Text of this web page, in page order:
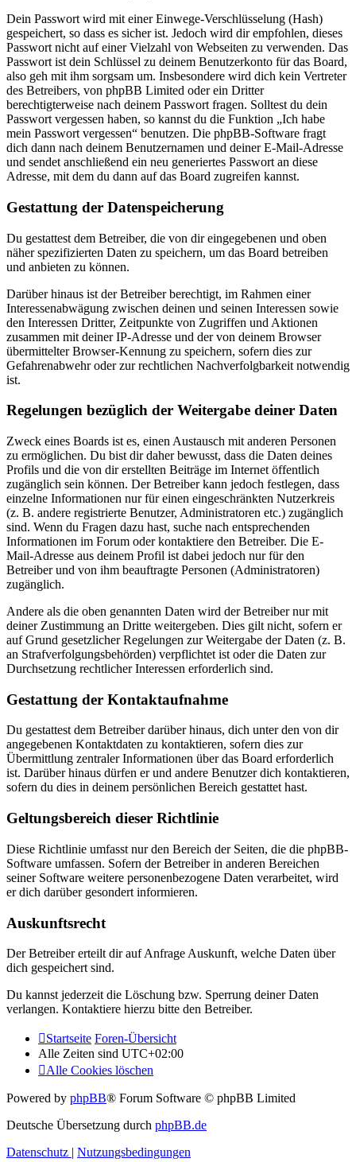
Dein Passwort wird mit einer Einwege-Verschlüsselung (Hash)
gespeichert, so dass es sicher ist. Jedoch wird dir empfohlen, dieses
Passwort nicht auf einer Vielzahl von Webseiten zu verwenden. Das
Passwort ist dein Schlüssel zu deinem Benutzerkonto für das Board,
also geh mit ihm sorgsam um. Insbesondere wird dich kein Vertreter
des Betreibers, von phpBB Limited oder ein Dritter
berechtigterweise nach deinem Passwort fragen. Solltest du dein
Passwort vergessen haben, so kannst du die Funktion „Ich habe
mein Passwort vergessen“ benutzen. Die phpBB-Software fragt
dich dann nach deinem Benutzernamen und deiner E-Mail-Adresse
und sendet anschließend ein neu generiertes Passwort an diese
Adresse, mit dem du dann auf das Board zugreifen kannst.
Gestattung der Datenspeicherung
Du gestattest dem Betreiber, die von dir eingegebenen und oben
näher spezifizierten Daten zu speichern, um das Board betreiben
und anbieten zu können.
Darüber hinaus ist der Betreiber berechtigt, im Rahmen einer
Interessenabwägung zwischen deinen und seinen Interessen sowie
den Interessen Dritter, Zeitpunkte von Zugriffen und Aktionen
zusammen mit deiner IP-Adresse und der von deinem Browser
übermittelter Browser-Kennung zu speichern, sofern dies zur
Gefahrenabwehr oder zur rechtlichen Nachverfolgbarkeit notwendig
ist.
Regelungen bezüglich der Weitergabe deiner Daten
Zweck eines Boards ist es, einen Austausch mit anderen Personen
zu ermöglichen. Du bist dir daher bewusst, dass die Daten deines
Profils und die von dir erstellten Beiträge im Internet öffentlich
zugänglich sein können. Der Betreiber kann jedoch festlegen, dass
einzelne Informationen nur für einen eingeschränkten Nutzerkreis
(z. B. andere registrierte Benutzer, Administratoren etc.) zugänglich
sind. Wenn du Fragen dazu hast, suche nach entsprechenden
Informationen im Forum oder kontaktiere den Betreiber. Die E-
Mail-Adresse aus deinem Profil ist dabei jedoch nur für den
Betreiber und von ihm beauftragte Personen (Administratoren)
zugänglich.
Andere als die oben genannten Daten wird der Betreiber nur mit
deiner Zustimmung an Dritte weitergeben. Dies gilt nicht, sofern er
auf Grund gesetzlicher Regelungen zur Weitergabe der Daten (z. B.
an Strafverfolgungsbehörden) verpflichtet ist oder die Daten zur
Durchsetzung rechtlicher Interessen erforderlich sind.
Gestattung der Kontaktaufnahme
Du gestattest dem Betreiber darüber hinaus, dich unter den von dir
angegebenen Kontaktdaten zu kontaktieren, sofern dies zur
Übermittlung zentraler Informationen über das Board erforderlich
ist. Darüber hinaus dürfen er und andere Benutzer dich kontaktieren,
sofern du dies in deinem persönlichen Bereich gestattet hast.
Geltungsbereich dieser Richtlinie
Diese Richtlinie umfasst nur den Bereich der Seiten, die die phpBB-
Software umfassen. Sofern der Betreiber in anderen Bereichen
seiner Software weitere personenbezogene Daten verarbeitet, wird
er dich darüber gesondert informieren.
Auskunftsrecht
Der Betreiber erteilt dir auf Anfrage Auskunft, welche Daten über
dich gespeichert sind.
Du kannst jederzeit die Löschung bzw. Sperrung deiner Daten
verlangen. Kontaktiere hierzu bitte den Betreiber.
Startseite Foren-Übersicht
Alle Zeiten sind UTC+02:00
Alle Cookies löschen
Powered by phpBB® Forum Software © phpBB Limited
Deutsche Übersetzung durch phpBB.de
Datenschutz | Nutzungsbedingungen